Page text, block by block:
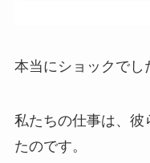
本当にショックでし
私たちの仕事は、彼
たのです。